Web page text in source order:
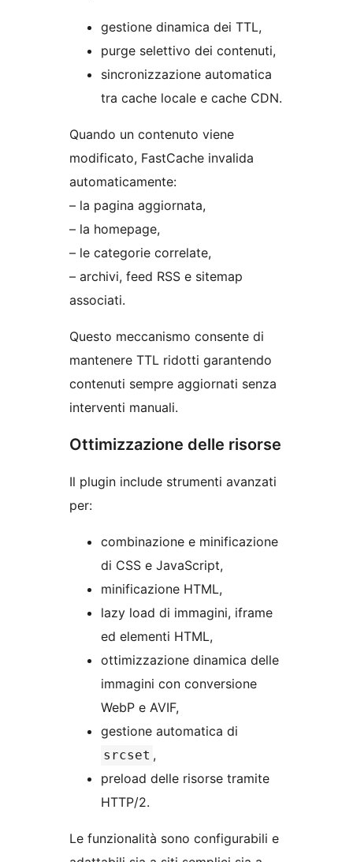
gestione dinamica dei TTL,
purge selettivo dei contenuti,
sincronizzazione automatica
tra cache locale e cache CDN.
Quando un contenuto viene
modificato, FastCache invalida
automaticamente:
– la pagina aggiornata,
– la homepage,
– le categorie correlate,
– archivi, feed RSS e sitemap
associati.
Questo meccanismo consente di
mantenere TTL ridotti garantendo
contenuti sempre aggiornati senza
interventi manuali.
Ottimizzazione delle risorse
Il plugin include strumenti avanzati
per:
combinazione e minificazione
di CSS e JavaScript,
minificazione HTML,
lazy load di immagini, iframe
ed elementi HTML,
ottimizzazione dinamica delle
immagini con conversione
WebP e AVIF,
gestione automatica di
srcset ,
preload delle risorse tramite
HTTP/2.
Le funzionalità sono configurabili e